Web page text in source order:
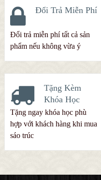
Đổi Trả Miễn Phí
Đổi trả miễn phí tất cả sản
phẩm nếu không vừa ý
Tặng Kèm
Khóa Học
Tặng ngay khóa học phù
hợp với khách hàng khi mua
sáo trúc